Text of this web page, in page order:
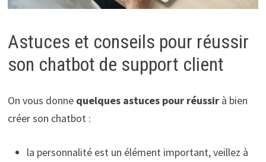
Astuces et conseils pour réussir
son chatbot de support client
On vous donnequelques astuces pour réussirà bien
créer son chatbot :
la personnalité est un élément important, veillez à